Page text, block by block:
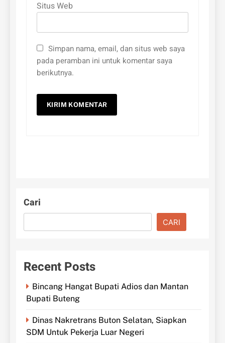
Situs Web
Simpan nama, email, dan situs web saya
pada peramban ini untuk komentar saya
berikutnya.
Cari
CARI
Recent Posts
Bincang Hangat Bupati Adios dan Mantan
Bupati Buteng
Dinas Nakretrans Buton Selatan, Siapkan
SDM Untuk Pekerja Luar Negeri